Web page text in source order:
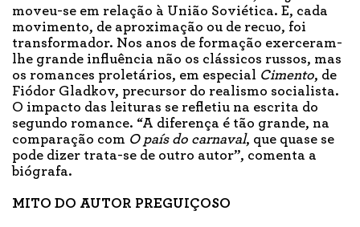
moveu-se em relação à União Soviética. E, cada
movimento, de aproximação ou de recuo, foi
transformador. Nos anos de formação exerceram-
lhe grande influência não os clássicos russos, mas
os romances proletários, em especial Cimento, de
Fiódor Gladkov, precursor do realismo socialista.
O impacto das leituras se refletiu na escrita do
segundo romance. “A diferença é tão grande, na
comparação com O país do carnaval, que quase se
pode dizer trata-se de outro autor”, comenta a
biógrafa.
MITO DO AUTOR PREGUIÇOSO